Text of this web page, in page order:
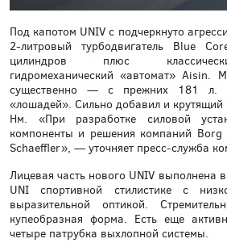
Под капотом UNIV с подчеркнуто
2-литровый турбодвигатель Blue
цилиндров плюс
гидромеханический «автомат» Aisin.
существенно — с прежних 181 л.
«лошадей». Сильно добавил и
Нм. «При разработке силовой
компоненты и решения компаний Borg
Schaeffler», — уточняет пресс-служба
Лицевая часть нового UNIV выполнена
UNI спортивной стилистике с
выразительной оптикой.
купеобразная форма. Есть еще
четыре патрубка выхлопной системы.